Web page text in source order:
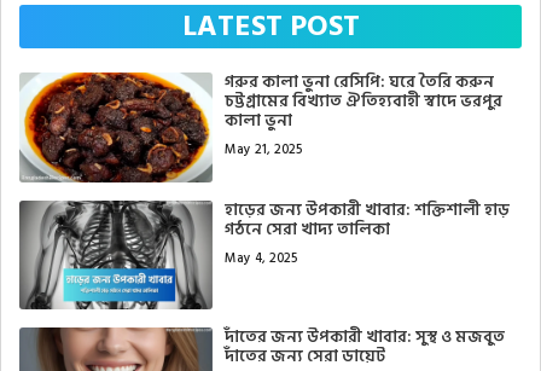
LATEST POST
গরুর কালা ভুনা রেসিপি: ঘরে তৈরি করুন
চট্টগ্রামের বিখ্যাত ঐতিহ্যবাহী স্বাদে ভরপুর
কালা ভুনা
May 21, 2025
হাড়ের জন্য উপকারী খাবার: শক্তিশালী হাড়
গঠনে সেরা খাদ্য তালিকা
May 4, 2025
দাঁতের জন্য উপকারী খাবার: সুস্থ ও মজবুত
দাঁতের জন্য সেরা ডায়েট